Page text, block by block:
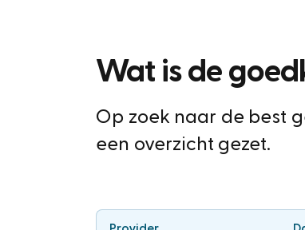
Wat is de
Op zoek naar de best
een overzicht gezet.